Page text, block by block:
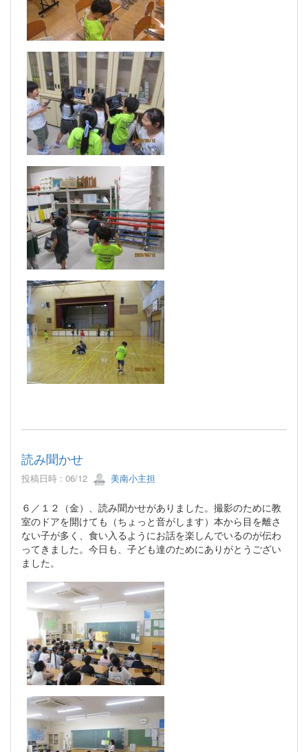
読み聞かせ
投稿日時 : 06/12 美南小主担
６／１２（金）、読み聞かせがありました。撮影のために教
室のドアを開けても（ちょっと音がします）本から目を離さ
ない子が多く、食い入るようにお話を楽しんでいるのが伝わ
ってきました。今日も、子ども達のためにありがとうござい
ました。